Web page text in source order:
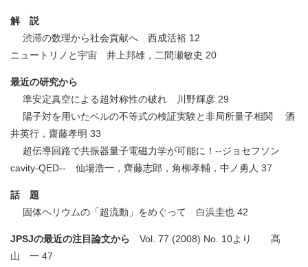
解 説
渋滞の数理から社会貢献へ 西成活裕 12
ニュートリノと宇宙 井上邦雄，二間瀬敏史 20
最近の研究から
準安定真空による超対称性の破れ 川野輝彦 29
陽子対を用いたベルの不等式の検証実験と非局所量子相関 酒
井英行，齋藤孝明 33
超伝導回路で共振器量子電磁力学が可能に！--ジョセフソン
cavity-QED-- 仙場浩一，齊藤志郎，角柳孝輔，中ノ勇人 37
話 題
固体ヘリウムの「超流動」をめぐって 白浜圭也 42
JPSJの最近の注目論文から Vol. 77 (2008) No. 10より 髙
山 一 47